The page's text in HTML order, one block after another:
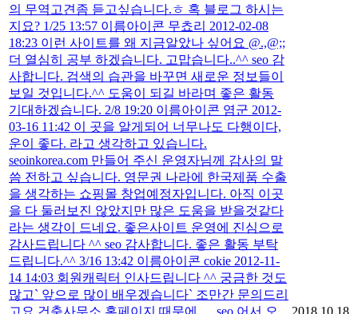
의 무역고견좀 듣고싶습니다.ㅎ 혹 블로그 하시는
지요? 1/25 13:57 이름아이콘 무쵸리 2012-02-08
18:23 이런 사이트를 왜 지금알았나 싶어요 @.,@;;
더 열심히 공부 하겠습니다. 고맙습니다..^^ seo 감
사합니다. 검색의 습관을 바꾸면 새로운 정보들이
보일 것입니다.^^ 도움이 되길 바라며 좋은 활동
기대하겠습니다. 2/8 19:20 이름아이콘 염군 2012-
03-16 11:42 이 곳을 알게되어 너무나도 다행이다,
운이 좋다. 라고 생각하고 있습니다.
seoinkorea.com 만들어 주신 운영자님께 감사의 말
씀 전하고 싶습니다. 영문권 나라에 한국제품 수출
을 생각하는 쇼핑몰 창업예정자입니다. 아직 이곳
을 다 둘러보진 않았지만 많은 도움을 받을것같다
라는 생각이 드네요. 좋은사이트 운영에 진심으로
감사드립니다 ^^ seo 감사합니다. 좋은 활동 부탁
드립니다.^^ 3/16 13:42 이름아이콘 cokie 2012-11-
14 14:03 회원캐릭터 인사드립니다 ^^ 궁금한 것도
많고` 앞으로 많이 배우겠습니다` 조만간 문의드리
고요 건축사무소 홈페이지 때문에..... seo 어서 오
2018.10.18